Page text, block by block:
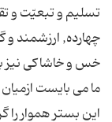
تسلیم و تبعیّت و
چهارده, ارزشمند
خس و خاشاكى نیز
ما مى بایست
این بستر هموار